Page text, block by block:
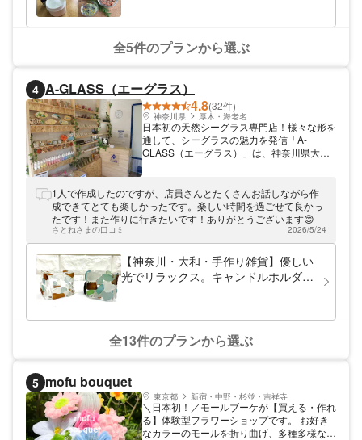
が完成します。 as-is川越の手作り体験は、
作品を作るだけではなく、“心が整う時間”を
提供する体験です。 自分の好きな色を選ぶ
い合う時間──そのすべてが、旅や日常の中
で特別な思い出になります。 川越で「何か
特別な体験をしたい」「家族で想い出を作り
たい」「気分転換したい」 そんな方にこ
そ、as-is川越の手作り体験はぴったりで
す。 あなたの“願いと想いをカタチにする特
別な時間”を、ここ川越でお手伝いします。
全5件のプランから選ぶ
4 A-GLASS（エーグラス）
4.8(32件)
神奈川県 厚木・海老名
日本初の天然シーグラス専門店！様々な形を
通して、シーグラスの魅力を発信「A-
GLASS（エーグラス）」は、神奈川県大和
げた芸術作品ともいえるシーグラスの魅力を
皆様に伝えたい！」という思いからワークシ
ョップを毎日開催しております。楽しくステ
キな思い出と作品が、皆様に残るようにサポ
ートさせていただきます。
1人で作成したのですが、店員さんとたくさんお話しながら作
成できてとても楽しかったです。楽しい時間を過ごせて良かっ
たです！また作りに行きたいです！ありがとうございます😊
さとねさまの口コミ 2026/5/24
【神奈川・大和・手作り雑貨】優しい
光でリラックス。キャンドルホルダー
全13件のプランから選ぶ
5 mofu bouquet
東京都 新宿・中野・杉並・吉祥寺
＼日本初！／モールブーケが【買える・作れ
る】体験型フラワーショップです。 お好き
なカラーのモールを折り曲げ、多種多様なリ